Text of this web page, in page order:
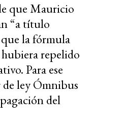
que Mauricio
“a título
la fórmula
repelido
Para ese
ley Ómnibus
del